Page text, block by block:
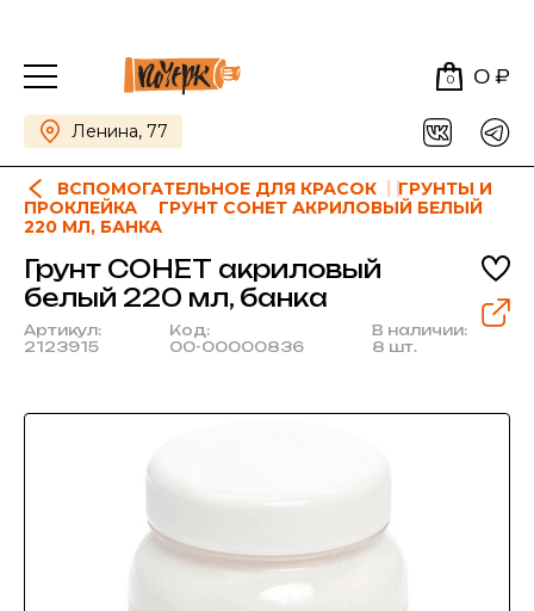
0 0 ₽
Ленина, 77
ВСПОМОГАТЕЛЬНОЕ ДЛЯ КРАСОК
ГРУНТЫ И
ПРОКЛЕЙКА
ГРУНТ СОНЕТ АКРИЛОВЫЙ БЕЛЫЙ
220 МЛ, БАНКА
Грунт СОНЕТ акриловый
белый 220 мл, банка
Артикул:
2123915
Код:
00-00000836
В наличии:
8 шт.